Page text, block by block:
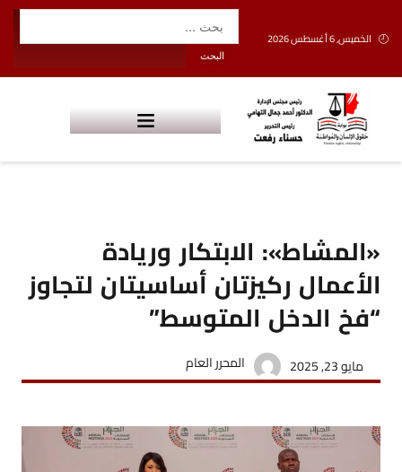
الخميس, 6 أغسطس 2026
«المشاط»: الابتكار وريادة
الأعمال ركيزتان أساسيتان لتجاوز
“فخ الدخل المتوسط”
مايو 23, 2025 المحرر العام